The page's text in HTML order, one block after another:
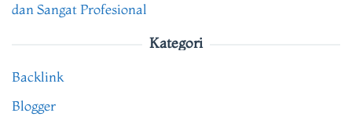
dan Sangat Profesional
Kategori
Backlink
Blogger